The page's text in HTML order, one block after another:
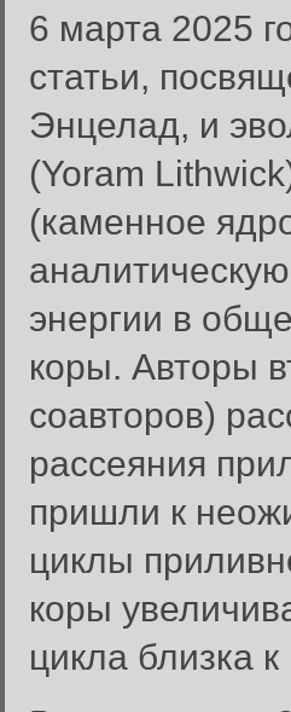
6 марта 2025
статьи,
Энцелад, и
(Yoram
(каменное
энергии в
коры. Авторы
соавторов)
рассеяния
пришли к
циклы
коры
цикла близка